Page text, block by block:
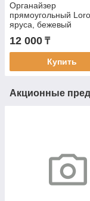
Органайзер
прямоугольный
яруса, бежевый
12 000 ₸
Купить
Акционные